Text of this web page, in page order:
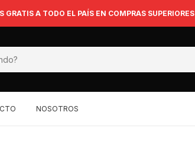
GRATIS A TODO EL PAÍS EN COMPRAS
NOSOTROS